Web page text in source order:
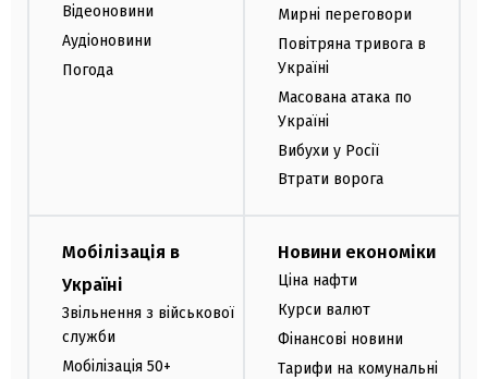
Відеоновини
Аудіоновини
Погода
Мирні переговори
Повітряна тривога в
Україні
Масована атака по
Україні
Вибухи у Росії
Втрати ворога
Мобілізація в
Україні
Звільнення з військової
служби
Мобілізація 50+
Новини економіки
Ціна нафти
Курси валют
Фінансові новини
Тарифи на комунальні